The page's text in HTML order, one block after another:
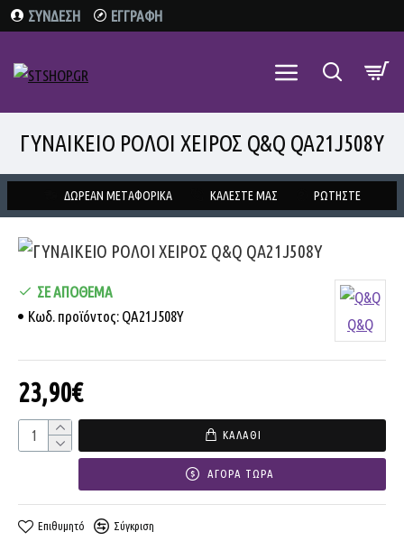
ΣΥΝΔΕΣΗ ΕΓΓΡΑΦΗ
ΓΥΝΑΙΚΕΙΟ ΡΟΛΟΙ ΧΕΙΡΟΣ Q&Q QA21J508Y
ΔΩΡΕΑΝ ΜΕΤΑΦΟΡΙΚΑ ΚΑΛΕΣΤΕ ΜΑΣ ΡΩΤΗΣΤΕ
23,90€
ΣΕ ΑΠΌΘΕΜΑ
Κωδ. προϊόντος: QA21J508Y Q&Q
ΚΑΛΆΘΙ
ΑΓΟΡΆ ΤΏΡΑ
Επιθυμητό Σύγκριση